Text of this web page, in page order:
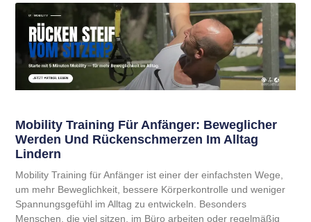
Mobility Training Für Anfänger: Beweglicher
Werden Und Rückenschmerzen Im Alltag
Lindern
Mobility Training für Anfänger ist einer der einfachsten Wege,
um mehr Beweglichkeit, bessere Körperkontrolle und weniger
Spannungsgefühl im Alltag zu entwickeln. Besonders
Menschen, die viel sitzen, im Büro arbeiten oder regelmäßig